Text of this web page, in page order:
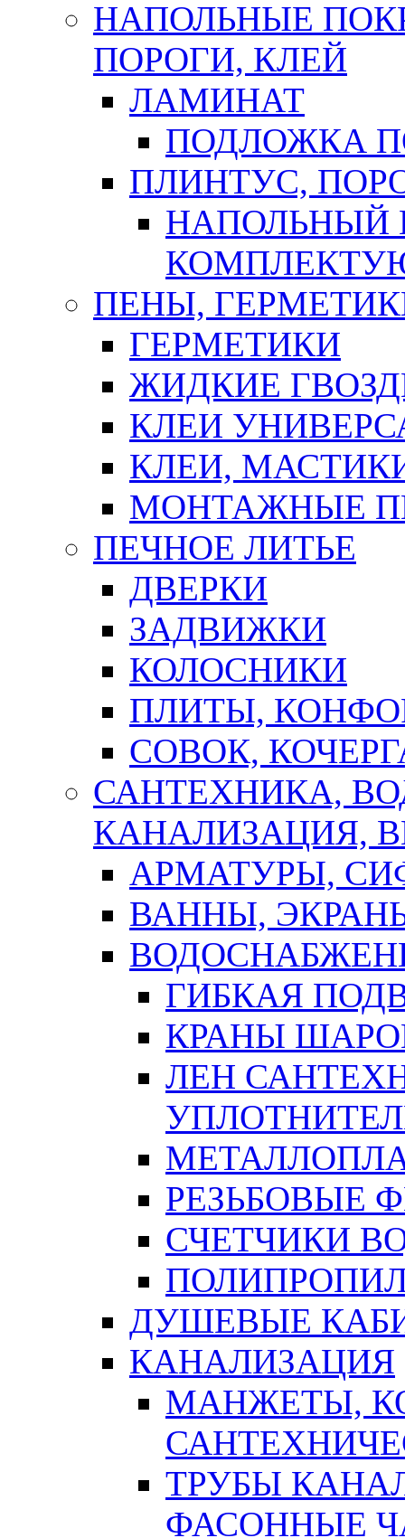
НАПОЛЬНЫЕ
ПОРОГИ, КЛЕЙ
ЛАМИНАТ
ПОДЛОЖКА
ПЛИНТУС,
НАПОЛЬНЫЙ
ПЕНЫ,
ГЕРМЕТИКИ
ЖИДКИЕ
КЛЕИ
КЛЕИ,
МОНТАЖНЫЕ
ПЕЧНОЕ ЛИТЬЕ
ДВЕРКИ
ЗАДВИЖКИ
КОЛОСНИКИ
ПЛИТЫ,
СОВОК,
САНТЕХНИКА,
КАНАЛИЗАЦИЯ,
АРМАТУРЫ,
ВАННЫ,
ГИБКАЯ
КРАНЫ
ЛЕН
РЕЗЬБОВЫЕ
СЧЕТЧИКИ
ДУШЕВЫЕ
КАНАЛИЗАЦИЯ
МАНЖЕТЫ,
ТРУБЫ
ФАСОННЫЕ